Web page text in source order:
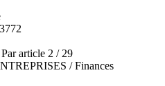
Par article 2 / 29
/ Finances